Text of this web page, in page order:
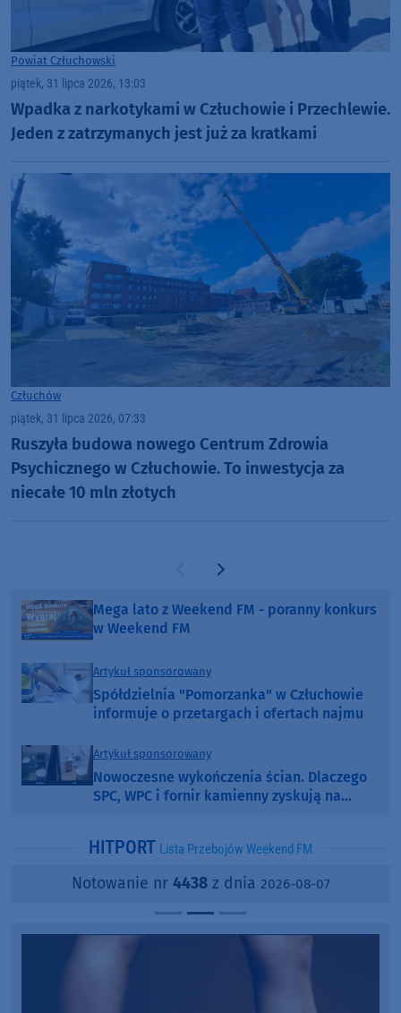
Powiat Człuchowski
piątek, 31 lipca 2026, 13:03
Wpadka z narkotykami w Człuchowie i Przechlewie.
Jeden z zatrzymanych jest już za kratkami
Człuchów
piątek, 31 lipca 2026, 07:33
Ruszyła budowa nowego Centrum Zdrowia
Psychicznego w Człuchowie. To inwestycja za
niecałe 10 mln złotych
Poprzednia strona
Następna strona
Mega lato z Weekend FM - poranny konkurs
w Weekend FM
Artykuł sponsorowany
Spółdzielnia "Pomorzanka" w Człuchowie
informuje o przetargach i ofertach najmu
Artykuł sponsorowany
Nowoczesne wykończenia ścian. Dlaczego
SPC, WPC i fornir kamienny zyskują na
HITPORT Lista Przebojów Weekend FM
Notowanie nr 4438z dnia 2026-08-07